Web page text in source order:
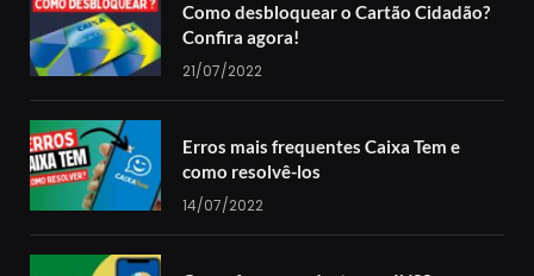
Como desbloquear o Cartão Cidadão?
Confira agora!
21/07/2022
Erros mais frequentes Caixa Tem e
como resolvê-los
14/07/2022